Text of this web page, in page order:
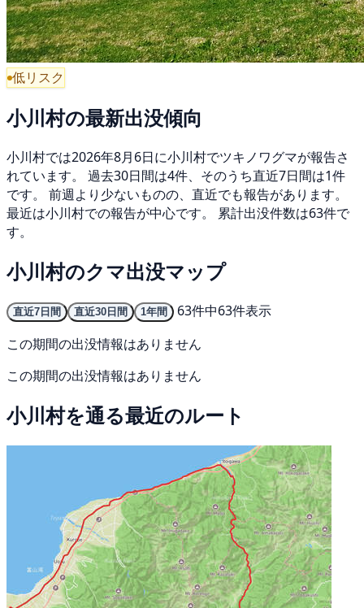
低リスク
小川村の最新出没傾向
小川村では2026年8月6日に小川村でツキノワグマが報告さ
れています。 過去30日間は4件、そのうち直近7日間は1件
です。 前週より少ないものの、直近でも報告があります。
最近は小川村での報告が中心です。 累計出没件数は63件で
す。
小川村のクマ出没マップ
直近7日間 直近30日間 1年間
63件中63件表示
この期間の出没情報はありません
この期間の出没情報はありません
小川村を通る最近のルート